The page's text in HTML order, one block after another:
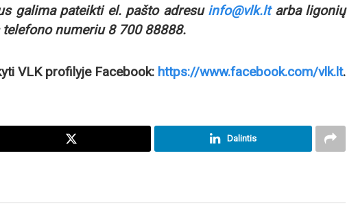
galima pateikti el. pašto adresu info@vlk.ltarba ligonių
numeriu 8 700 88888.
VLK profilyje Facebook: https://www.facebook.com/vlk.lt.
Dalintis